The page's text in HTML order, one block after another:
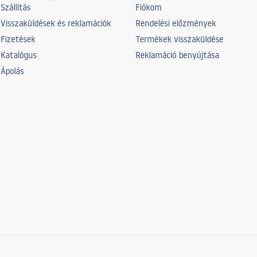
Szállítás
Visszaküldések és reklamációk
Fizetések
Katalógus
Ápolás
Fiókom
Rendelési előzmények
Termékek visszaküldése
Reklamáció benyújtása